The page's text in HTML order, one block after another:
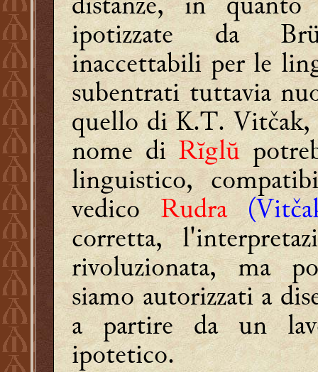
ipotizzate da
inaccettabili per le
subentrati tuttavia
quello di K.T.
nome diRĭglŭ
linguistico,
vedicoRudra
corretta,
rivoluzionata, ma
siamo autorizzati a
a partire da un
ipotetico.